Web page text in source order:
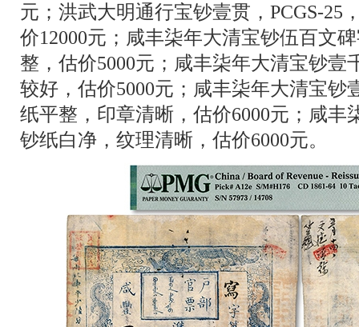
元；洪武大明通行宝钞壹贯，PCGS-25
价12000元；咸丰柒年大清宝钞伍百文
整，估价5000元；咸丰柒年大清宝钞壹
较好，估价5000元；咸丰柒年大清宝钞
纸平整，印章清晰，估价6000元；咸丰
钞纸白净，纹理清晰，估价6000元。